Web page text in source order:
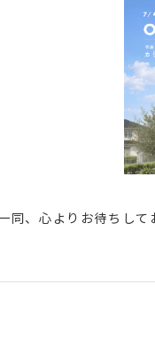
、心よりお待ちして